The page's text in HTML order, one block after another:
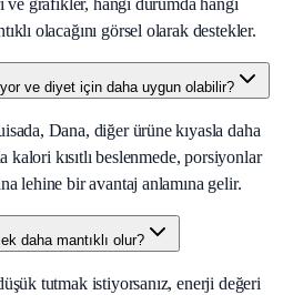
ve grafikler, hangi durumda hangi
olacağını görsel olarak destekler.
ve diyet için daha uygun olabilir?
Dana, diğer ürüne kıyasla daha
kısıtlı beslenmede, porsiyonlar
lehine bir avantaj anlamına gelir.
daha mantıklı olur?
tutmak istiyorsanız, enerji değeri